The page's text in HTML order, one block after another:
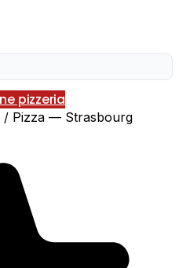
pizzeria
/ Pizza — Strasbourg